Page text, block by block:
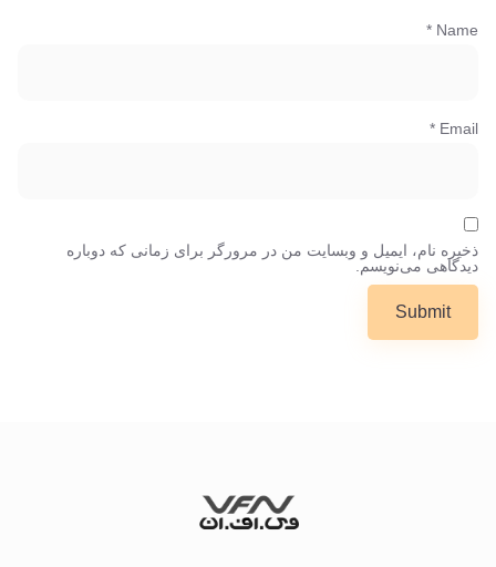
Name
*
Email
*
ذخیره نام، ایمیل و وبسایت من در مرورگر برای زمانی که دوباره
دیدگاهی می‌نویسم.